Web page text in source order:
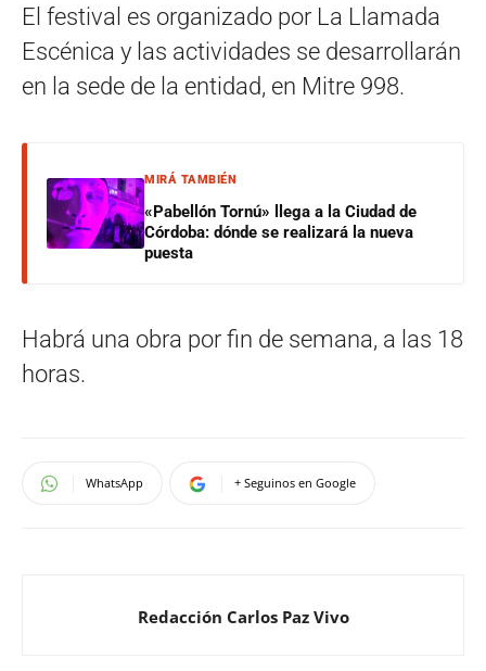
El festival es organizado por La Llamada
Escénica y las actividades se desarrollarán
en la sede de la entidad, en Mitre 998.
MIRÁ TAMBIÉN
«Pabellón Tornú» llega a la Ciudad de
Córdoba: dónde se realizará la nueva
puesta
Habrá una obra por fin de semana, a las 18
horas.
WhatsApp + Seguinos en Google
Redacción Carlos Paz Vivo